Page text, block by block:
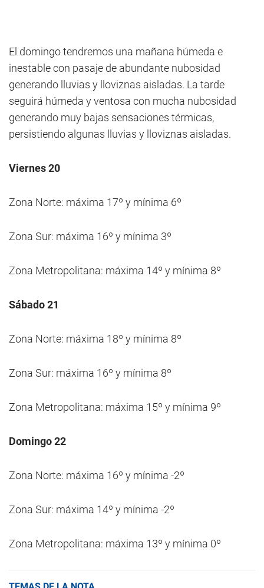
El domingo tendremos una mañana húmeda e
inestable con pasaje de abundante nubosidad
generando lluvias y lloviznas aisladas. La tarde
seguirá húmeda y ventosa con mucha nubosidad
generando muy bajas sensaciones térmicas,
persistiendo algunas lluvias y lloviznas aisladas.
Viernes 20
Zona Norte: máxima 17º y mínima 6º
Zona Sur: máxima 16º y mínima 3º
Zona Metropolitana: máxima 14º y mínima 8º
Sábado 21
Zona Norte: máxima 18º y mínima 8º
Zona Sur: máxima 16º y mínima 8º
Zona Metropolitana: máxima 15º y mínima 9º
Domingo 22
Zona Norte: máxima 16º y mínima -2º
Zona Sur: máxima 14º y mínima -2º
Zona Metropolitana: máxima 13º y mínima 0º